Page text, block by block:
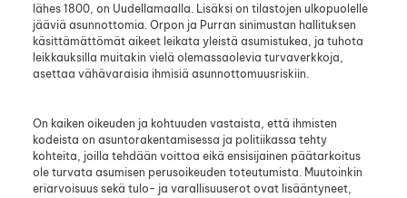
lähes 1800, on Uudellamaalla. Lisäksi on tilastojen ulkopuolelle
jääviä asunnottomia. Orpon ja Purran sinimustan hallituksen
käsittämättömät aikeet leikata yleistä asumistukea, ja tuhota
leikkauksilla muitakin vielä olemassaolevia turvaverkkoja,
asettaa vähävaraisia ihmisiä asunnottomuusriskiin.
On kaiken oikeuden ja kohtuuden vastaista, että ihmisten
kodeista on asuntorakentamisessa ja politiikassa tehty
kohteita, joilla tehdään voittoa eikä ensisijainen päätarkoitus
ole turvata asumisen perusoikeuden toteutumista. Muutoinkin
eriarvoisuus sekä tulo- ja varallisuuserot ovat lisääntyneet,